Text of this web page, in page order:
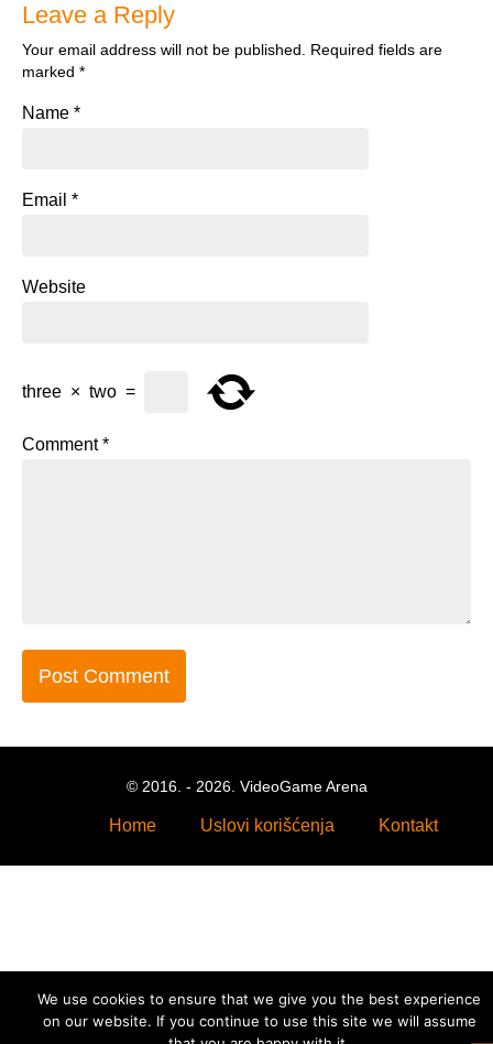
Leave a Reply
Your email address will not be published. Required fields are
marked *
Name *
Email *
Website
three × two =
Comment*
© 2016. - 2026. VideoGame Arena
Home Uslovi korišćenja Kontakt
We use cookies to ensure that we give you the best experience
on our website. If you continue to use this site we will assume